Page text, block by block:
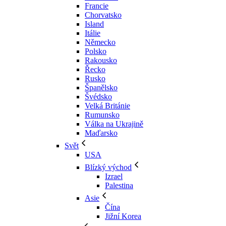
Francie
Chorvatsko
Island
Itálie
Německo
Polsko
Rakousko
Řecko
Rusko
Španělsko
Švédsko
Velká Británie
Rumunsko
Válka na Ukrajině
Maďarsko
Svět
USA
Blízký východ
Izrael
Palestina
Asie
Čína
Jižní Korea